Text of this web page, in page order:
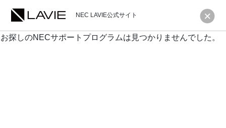
NEC LAVIE公式サイト
お探しのNECサポートプログラムは見つかりませんでした。